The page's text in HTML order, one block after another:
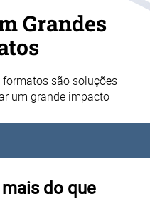
Grandes
são soluções
um grande impacto
do que